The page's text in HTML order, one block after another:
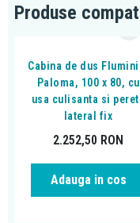
Produse
Cabina de dus
Paloma, 100 x 80, cu
usa culisanta si
lateral fix
2.252,50 RON
Adauga in cos